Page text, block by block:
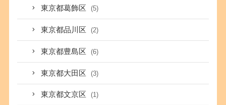
東京都葛飾区 (5)
東京都品川区 (2)
東京都豊島区 (6)
東京都大田区 (3)
東京都文京区 (1)